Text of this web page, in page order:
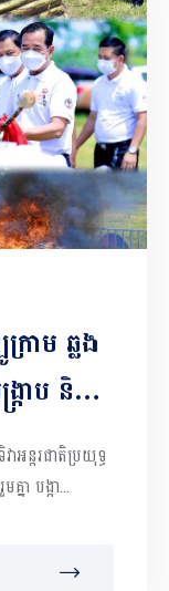
ាម ឆ្លង
រាប និង
ោល
អន្តរជាតិប្រយុទ្ធ
ា បង្កា...